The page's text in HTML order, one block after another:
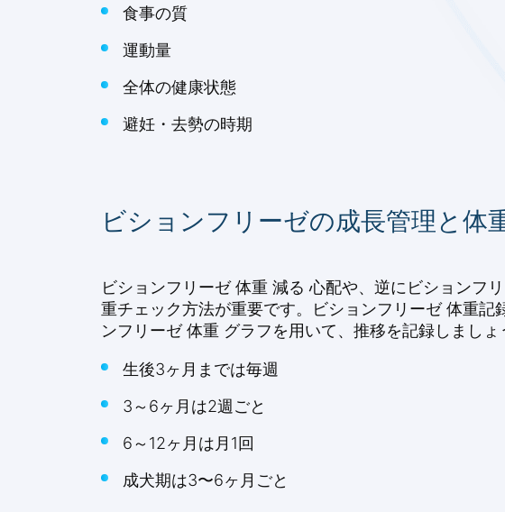
食事の質
運動量
全体の健康状態
避妊・去勢の時期
ビションフリーゼの成長管理と体
ビションフリーゼ 体重 減る 心配や、逆にビションフ
重チェック方法が重要です。ビションフリーゼ 体重
ンフリーゼ 体重 グラフを用いて、推移を記録しましょ
生後3ヶ月までは毎週
3～6ヶ月は2週ごと
6～12ヶ月は月1回
成犬期は3〜6ヶ月ごと